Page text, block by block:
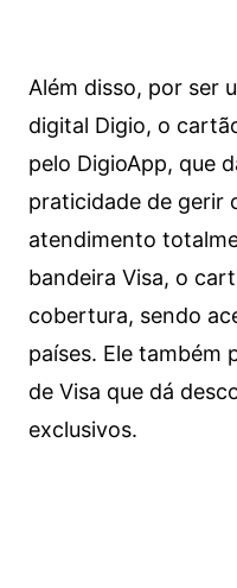
Além disso, por ser
digital Digio, o
pelo DigioApp, que
praticidade de gerir
atendimento
bandeira Visa, o
cobertura, sendo
países. Ele também
de Visa que dá
exclusivos.